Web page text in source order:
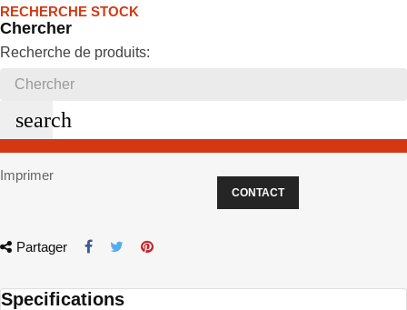
RECHERCHE STOCK
Chercher
Recherche de produits:
search
Imprimer
CONTACT
Partager
Specifications